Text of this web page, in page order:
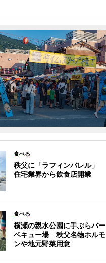
食べる
秩父に「ラフィンバレル」
住宅業界から飲食店開業
食べる
横瀬の親水公園に手ぶらバー
ベキュー場 秩父名物ホルモ
ンや地元野菜用意